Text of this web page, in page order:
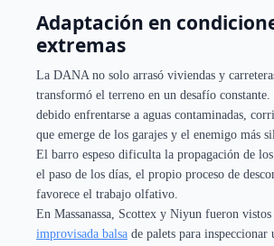
Adaptación en
extremas
La DANA no solo arrasó viviendas y
transformó el terreno en un desafío
debido enfrentarse a aguas contaminadas,
que emerge de los garajes y el enemigo más
El barro espeso dificulta la propagación de
el paso de los días, el propio proceso de
favorece el trabajo olfativo.
En Massanassa, Scottex y Niyun fueron
improvisada balsa de palets para inspeccionar